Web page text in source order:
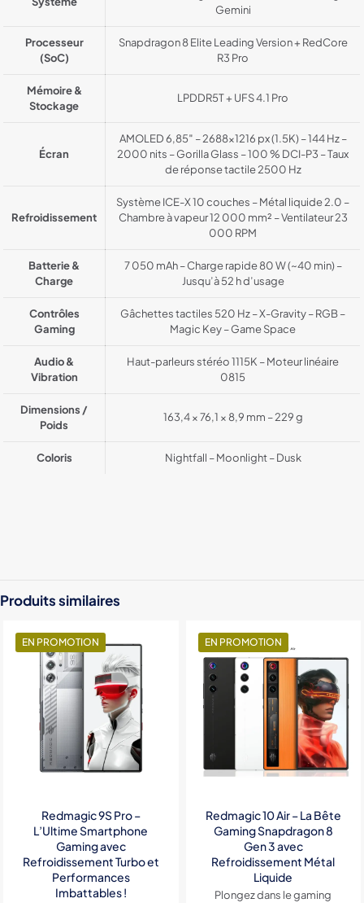
Gemini
Processeur
(SoC)
Snapdragon 8 Elite Leading Version + RedCore
R3 Pro
Mémoire &
Stockage
LPDDR5T + UFS 4.1 Pro
Écran
AMOLED 6,85″ – 2688×1216 px (1.5K) – 144 Hz –
2000 nits – Gorilla Glass – 100 % DCI-P3 – Taux
de réponse tactile 2500 Hz
Refroidissement
Système ICE-X 10 couches – Métal liquide 2.0 –
Chambre à vapeur 12 000 mm² – Ventilateur 23
000 RPM
Batterie &
Charge
7 050 mAh – Charge rapide 80 W (~40 min) –
Jusqu’à 52 h d’usage
Contrôles
Gaming
Gâchettes tactiles 520 Hz – X-Gravity – RGB –
Magic Key – Game Space
Audio &
Vibration
Haut-parleurs stéréo 1115K – Moteur linéaire
0815
Dimensions /
Poids
163,4 × 76,1 × 8,9 mm – 229 g
Coloris Nightfall – Moonlight – Dusk
Produits similaires
EN PROMOTION
Redmagic 9S Pro –
L’Ultime Smartphone
Gaming avec
Refroidissement Turbo et
Performances
Imbattables !
EN PROMOTION
Redmagic 10 Air – La Bête
Gaming Snapdragon 8
Gen 3 avec
Refroidissement Métal
Liquide
Plongez dans le gaming